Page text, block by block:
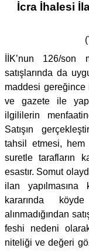
İcra İhalesi
İİK’nun 126/son
satışlarında da
maddesi gereğince
ve gazete ile
ilgililerin
Satışın
tahsil etmesi,
suretle tarafların
esastır. Somut
ilan yapılmasına
kararında
alınmadığından
feshi nedeni
niteliği ve değeri